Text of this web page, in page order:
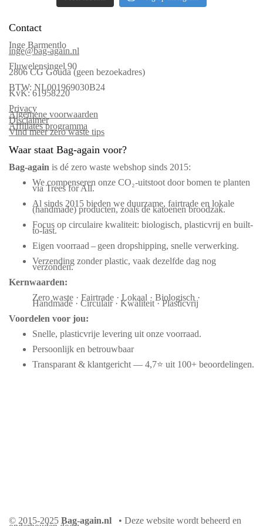
Contact
Inge Barmentlo
inge@bag-again.nl
Fluwelensingel 90
2806 CG Gouda (geen bezoekadres)
BTW: NL001969030B24
KvK: 61958220
Privacy
Algemene voorwaarden
Disclaimer
Affiliates programma
Vind meer zero waste tips
Waar staat Bag-again voor?
Bag‑again is dé zero waste webshop sinds 2015:
We compenseren onze CO₂-uitstoot door bomen te planten
via Trees for All.
Al sinds 2015 bieden we duurzame, fairtrade en lokale
(handmade) producten, zoals de katoenen broodzak.
Focus op circulaire kwaliteit: biologisch, plasticvrij en built-
to-last.
Eigen voorraad – geen dropshipping, snelle verwerking.
Verzending zonder plastic, vaak dezelfde dag nog
verzonden.
Kernwaarden:
Zero waste · Fairtrade · Lokaal · Biologisch ·
Handmade · Circulair · Kwaliteit · Plasticvrij
Voordelen voor jou:
Snelle, plasticvrije levering uit onze voorraad.
Persoonlijk en betrouwbaar
Transparant & klantgericht — 4,7⭐ uit 100+ beoordelingen.
© 2015-2025 Bag-again.nl • Deze website wordt beheerd en